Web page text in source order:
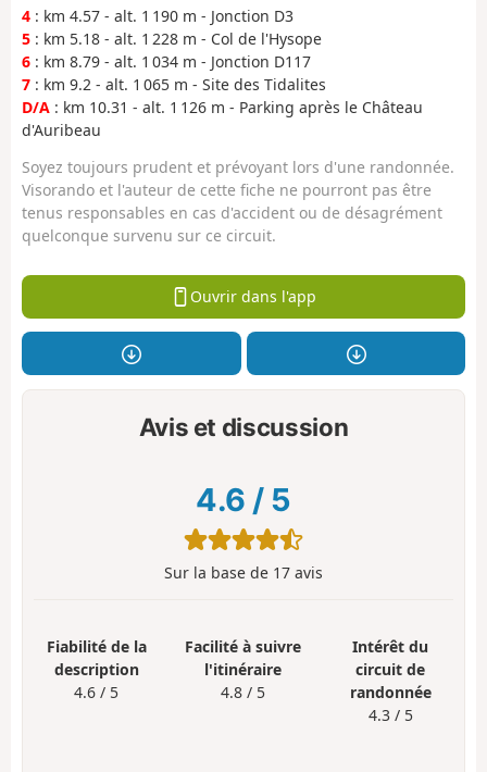
4 : km 4.57 - alt. 1 190 m - Jonction D3
5 : km 5.18 - alt. 1 228 m - Col de l'Hysope
6 : km 8.79 - alt. 1 034 m - Jonction D117
7 : km 9.2 - alt. 1 065 m - Site des Tidalites
D/A : km 10.31 - alt. 1 126 m - Parking après le Château
d'Auribeau
Soyez toujours prudent et prévoyant lors d'une randonnée.
Visorando et l'auteur de cette fiche ne pourront pas être
tenus responsables en cas d'accident ou de désagrément
quelconque survenu sur ce circuit.
Ouvrir dans l'app
Avis et discussion
4.6 / 5
Sur la base de 17 avis
Fiabilité de la
description
4.6 / 5
Facilité à suivre
l'itinéraire
4.8 / 5
Intérêt du
circuit de
randonnée
4.3 / 5